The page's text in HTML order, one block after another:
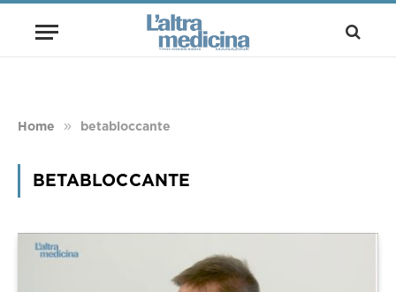
Home » betabloccante
BETABLOCCANTE